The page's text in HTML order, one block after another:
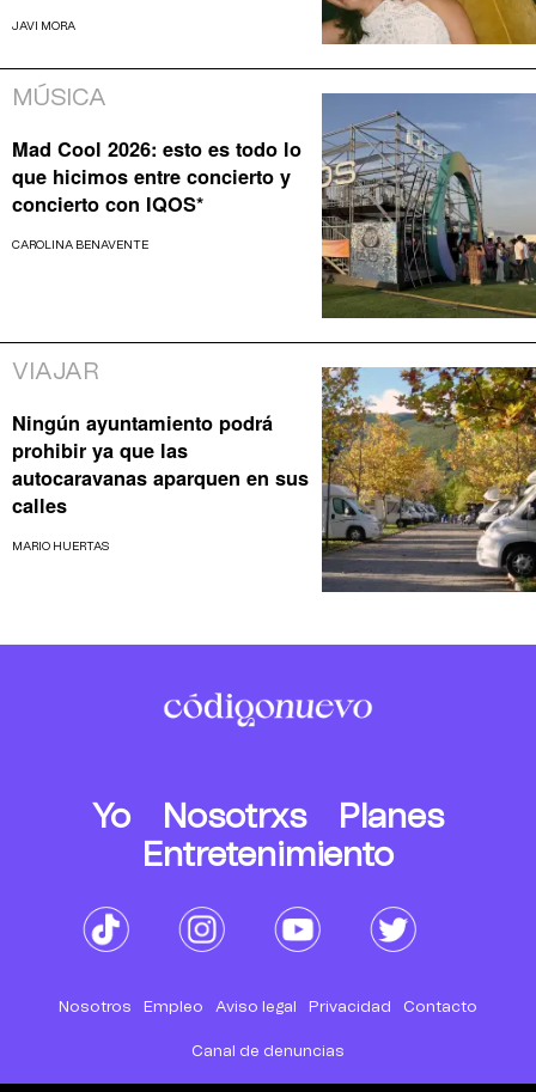
JAVI MORA
MÚSICA
Mad Cool 2026: esto es todo lo
que hicimos entre concierto y
concierto con IQOS*
CAROLINA BENAVENTE
VIAJAR
Ningún ayuntamiento podrá
prohibir ya que las
autocaravanas aparquen en sus
calles
MARIO HUERTAS
Yo Nosotrxs
Planes
Entretenimiento
Nosotros Empleo Aviso legal Privacidad Contacto
Canal de denuncias